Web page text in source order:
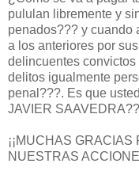
pululan libremente y
penados??? y cuando
a los anteriores por
delincuentes
delitos igualmente
penal???. Es que
JAVIER
¡¡MUCHAS
NUESTRAS